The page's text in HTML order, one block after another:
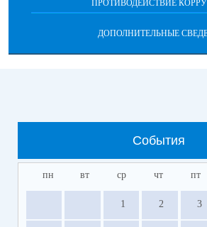
ПРОТИВОДЕЙСТВИЕ
ДОПОЛНИТЕЛЬНЫЕ
События
пн вт ср чт пт
1 2 3